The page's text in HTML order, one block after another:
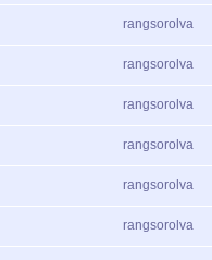
rangsorolva
rangsorolva
rangsorolva
rangsorolva
rangsorolva
rangsorolva